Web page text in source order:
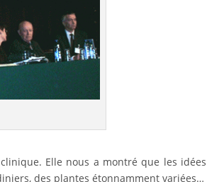
Elle nous a montré que les idées
des plantes étonnamment variées…